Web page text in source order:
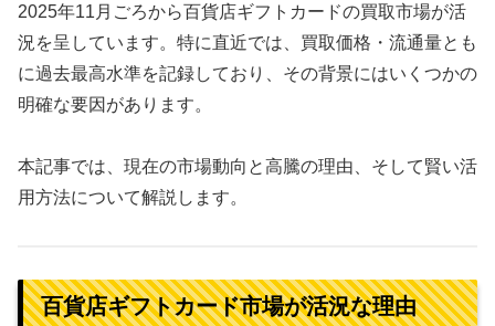
2025年11月ごろから百貨店ギフトカードの買取市場が活
況を呈しています。特に直近では、買取価格・流通量とも
に過去最高水準を記録しており、その背景にはいくつかの
明確な要因があります。
本記事では、現在の市場動向と高騰の理由、そして賢い活
用方法について解説します。
百貨店ギフトカード市場が活況な理由